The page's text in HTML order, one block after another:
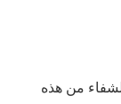
الشفاء من هذه